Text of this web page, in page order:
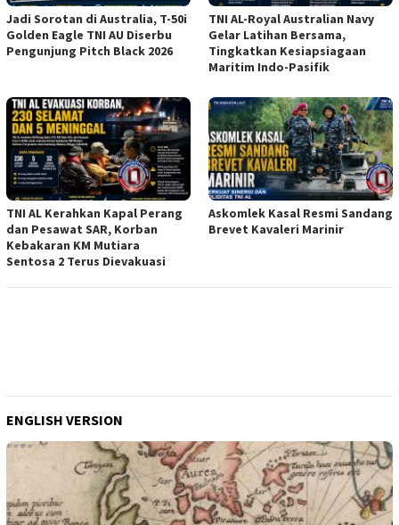
Jadi Sorotan di Australia, T-50i
Golden Eagle TNI AU Diserbu
Pengunjung Pitch Black 2026
TNI AL-Royal Australian Navy
Gelar Latihan Bersama,
Tingkatkan Kesiapsiagaan
Maritim Indo-Pasifik
TNI AL Kerahkan Kapal Perang
dan Pesawat SAR, Korban
Kebakaran KM Mutiara
Sentosa 2 Terus Dievakuasi
Askomlek Kasal Resmi Sandang
Brevet Kavaleri Marinir
ENGLISH VERSION